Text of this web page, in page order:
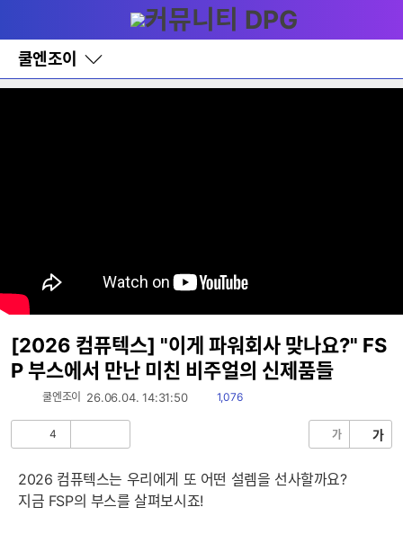
와
홈
쿨엔조이
바
로
[2026 컴퓨텍스] "이게 파워회사 맞나요?" FS
P 부스에서 만난 미친 비주얼의 신제품들
쿨엔조이 26.06.04. 14:31:50
읽
1,076
4
감
가 가
2026 컴퓨텍스는 우리에게 또 어떤 설렘을 선사할까요?
지금 FSP의 부스를 살펴보시죠!